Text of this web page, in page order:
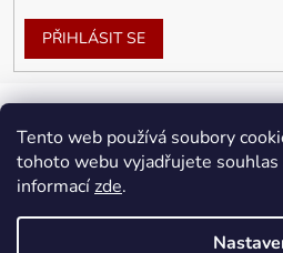
Tento web používá soubory
tohoto webu vyjadřujete souhlas
informacízde.
PŘIHLÁSIT SE
Vytvořil
Upravit